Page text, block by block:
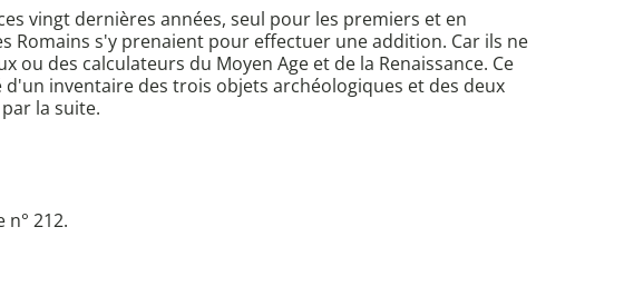
vingt dernières années, seul pour les premiers et en
Romains s'y prenaient pour effectuer une addition. Car ils ne
des calculateurs du Moyen Age et de la Renaissance. Ce
inventaire des trois objets archéologiques et des deux
la suite.
212.